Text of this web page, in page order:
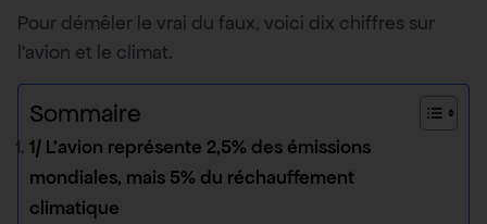
Pour démêler le vrai du faux, voici dix chiffres sur
l’avion et le climat.
Sommaire
1/ L’avion représente 2,5% des émissions
mondiales, mais 5% du réchauffement
climatique